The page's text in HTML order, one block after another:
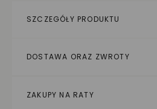
SZCZEGÓŁY PRODUKTU
DOSTAWA ORAZ ZWROTY
ZAKUPY NA RATY